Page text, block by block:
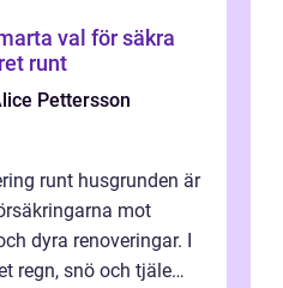
runt
Pettersson
runt husgrunden är
mot
dyra renoveringar. I
regn, snö och tjäle